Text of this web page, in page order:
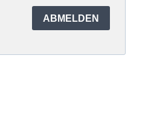
ABMELDEN